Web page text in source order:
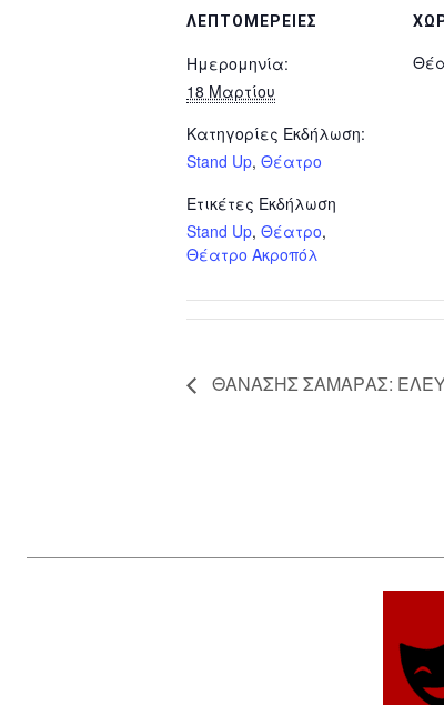
ΛΕΠΤΟΜΈΡΕΙΕΣ
Ημερομηνία:
18 Μαρτίου
Κατηγορίες Εκδήλωση:
Stand Up, Θέατρο
Ετικέτες Εκδήλωση
Stand Up, Θέατρο,
Θέατρο Ακροπόλ
ΘΑΝΑΣΗΣ ΣΑΜΑΡΑΣ: